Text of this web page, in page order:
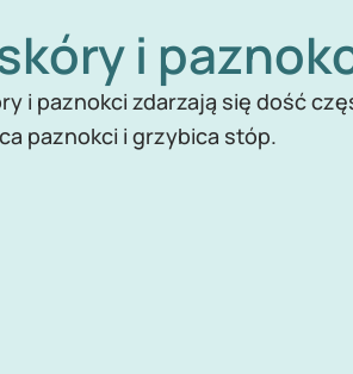
i
i paznokci zdarzają się dość
paznokci i grzybica stóp.